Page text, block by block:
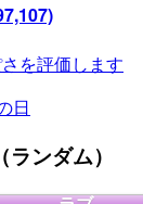
を評価します
日
ンダム）